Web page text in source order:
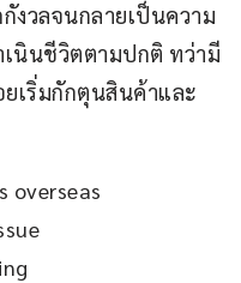
งวลจนกลายเป็นความ
นินชีวิตตามปกติ ทว่ามี
เริ่มกักตุนสินค้าและ
overseas